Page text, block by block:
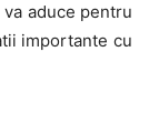
aduce pentru
importante cu